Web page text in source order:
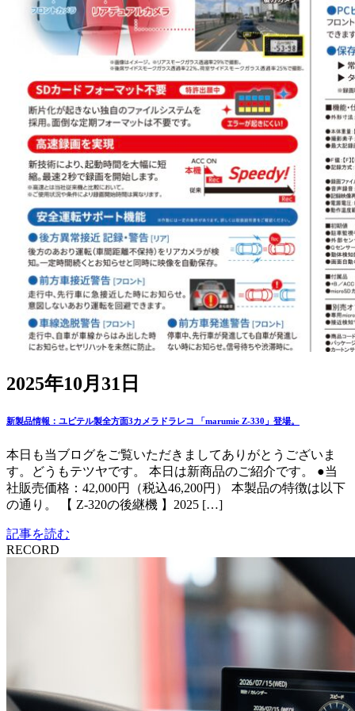
2025年10月31日
新製品情報：ユピテル製全方面3カメラドラレコ 「marumie Z-330」登場。
本日も当ブログをご覧いただきましてありがとうございま
す。どうもテツヤです。 本日は新商品のご紹介です。 ●当
社販売価格：42,000円（税込46,200円） 本製品の特徴は以下
の通り。 【 Z-320の後継機 】2025 […]
記事を読む
RECORD